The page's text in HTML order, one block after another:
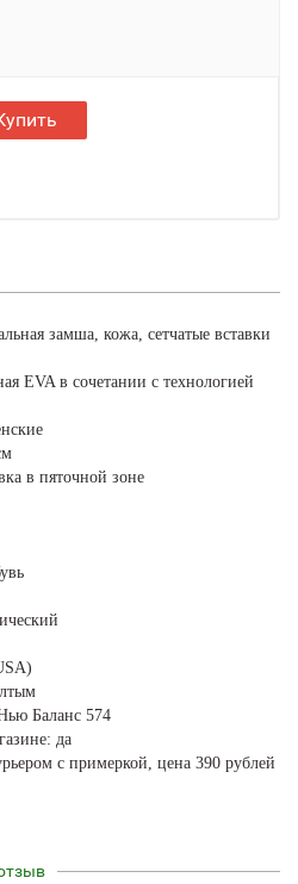
замша, кожа, сетчатые вставки
EVA в сочетании с технологией
в пяточной зоне
Баланс 574
да
с примеркой, цена 390 рублей